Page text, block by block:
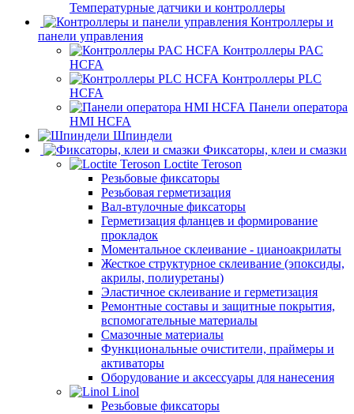
Температурные датчики и контроллеры
Контроллеры и
панели управления
Контроллеры PAC
HCFA
Контроллеры PLC
HCFA
Панели оператора
HMI HCFA
Шпиндели
Фиксаторы, клеи и смазки
Loctite Teroson
Резьбовые фиксаторы
Резьбовая герметизация
Вал-втулочные фиксаторы
Герметизация фланцев и формирование
прокладок
Моментальное склеивание - цианоакрилаты
Жесткое структурное склеивание (эпоксиды,
акрилы, полиуретаны)
Эластичное склеивание и герметизация
Ремонтные составы и защитные покрытия,
вспомогательные материалы
Смазочные материалы
Функциональные очистители, праймеры и
активаторы
Оборудование и аксессуары для нанесения
Linol
Резьбовые фиксаторы